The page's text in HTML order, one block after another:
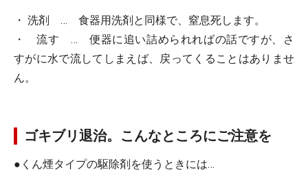
・ 洗剤 … 食器用洗剤と同様で、窒息死します。
・流す … 便器に追い詰められればの話ですが、さ
すがに水で流してしまえば、戻ってくることはありませ
ん。
ゴキブリ退治。こんなところにご注意を
●くん煙タイプの駆除剤を使うときには…